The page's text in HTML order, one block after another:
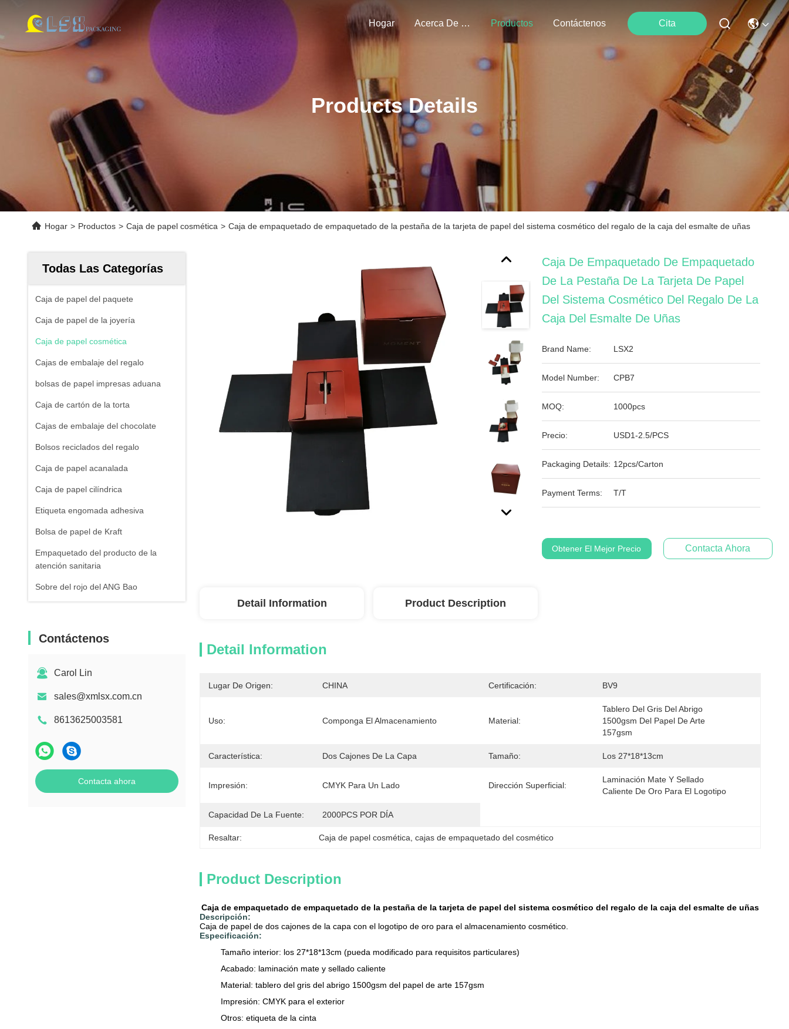
Hogar Acerca De Nosotros Productos Contáctenos Cita
Products Details
Hogar > Productos > Caja de papel cosmética > Caja de empaquetado de empaquetado de la pestaña de la tarjeta de papel del sistema cosmético del regalo de la caja del esmalte de uñas
Todas Las Categorías
Caja de papel del paquete
Caja de papel de la joyería
Caja de papel cosmética
Cajas de embalaje del regalo
bolsas de papel impresas aduana
Caja de cartón de la torta
Cajas de embalaje del chocolate
Bolsos reciclados del regalo
Caja de papel acanalada
Caja de papel cilíndrica
Etiqueta engomada adhesiva
Bolsa de papel de Kraft
Empaquetado del producto de la
atención sanitaria
Sobre del rojo del ANG Bao
Contáctenos
Carol Lin
sales@xmlsx.com.cn
8613625003581
Contacta ahora
Caja De Empaquetado De Empaquetado
De La Pestaña De La Tarjeta De Papel
Del Sistema Cosmético Del Regalo De La
Caja Del Esmalte De Uñas
Brand Name: LSX2
Model Number: CPB7
MOQ: 1000pcs
Precio: USD1-2.5/PCS
Packaging Details: 12pcs/Carton
Payment Terms: T/T
Obtener El Mejor Precio Contacta Ahora
Detail Information Product Description
Detail Information
Lugar De Origen: CHINA Certificación: BV9
Uso: Componga El Almacenamiento Material:
Tablero Del Gris Del Abrigo
1500gsm Del Papel De Arte
157gsm
Característica: Dos Cajones De La Capa Tamaño: Los 27*18*13cm
Impresión: CMYK Para Un Lado Dirección Superficial:
Laminación Mate Y Sellado
Caliente De Oro Para El Logotipo
Capacidad De La Fuente: 2000PCS POR DÍA
Resaltar: Caja de papel cosmética , cajas de empaquetado del cosmético
Product Description
Caja de empaquetado de empaquetado de la pestaña de la tarjeta de papel del sistema cosmético del regalo de la caja del esmalte de uñas
Descripción:
Caja de papel de dos cajones de la capa con el logotipo de oro para el almacenamiento cosmético.
Especificación:
Tamaño interior: los 27*18*13cm (pueda modificado para requisitos particulares)
Acabado: laminación mate y sellado caliente
Material: tablero del gris del abrigo 1500gsm del papel de arte 157gsm
Impresión: CMYK para el exterior
Otros: etiqueta de la cinta